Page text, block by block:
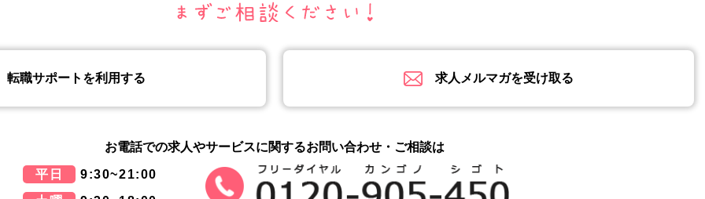
転職サポートを利用する 求人メルマガを受け取る
お電話での求人やサービスに関するお問い合わせ・ご相談は
平日
9:30~21:00